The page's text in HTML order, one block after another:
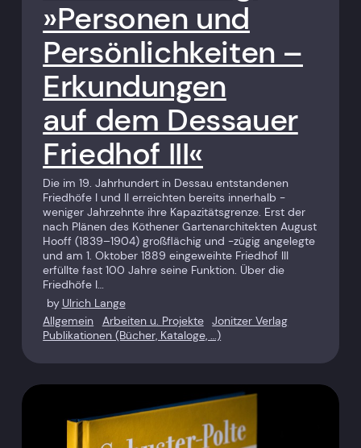
»Personen und
Persönlichkeiten –
Erkundungen
auf dem Dessauer
Friedhof III«
Die im 19. Jahrhundert in Dessau entstandenen
Friedhöfe I und II erreichten bereits innerhalb ­
weniger Jahrzehnte ihre Kapazitäts­grenze. Erst der
nach Plänen des Köthener Gartenarchitekten August
Hooff (1839–1904) großflächig und -zügig angelegte
und am 1. Oktober 1889 eingeweihte Friedhof III
erfüllte fast 100 Jahre seine Funktion. Über die
Friedhöfe I…
by Ulrich Lange
Allgemein
Arbeiten u. Projekte Jonitzer Verlag
Publikationen (Bücher, Kataloge, …)